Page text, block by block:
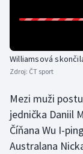
Judo
Lezení
Lyže a
Williamsová
Zdroj: ČT sport
Mezi muži
jednička Daniil
Číňana Wu I-
Australana